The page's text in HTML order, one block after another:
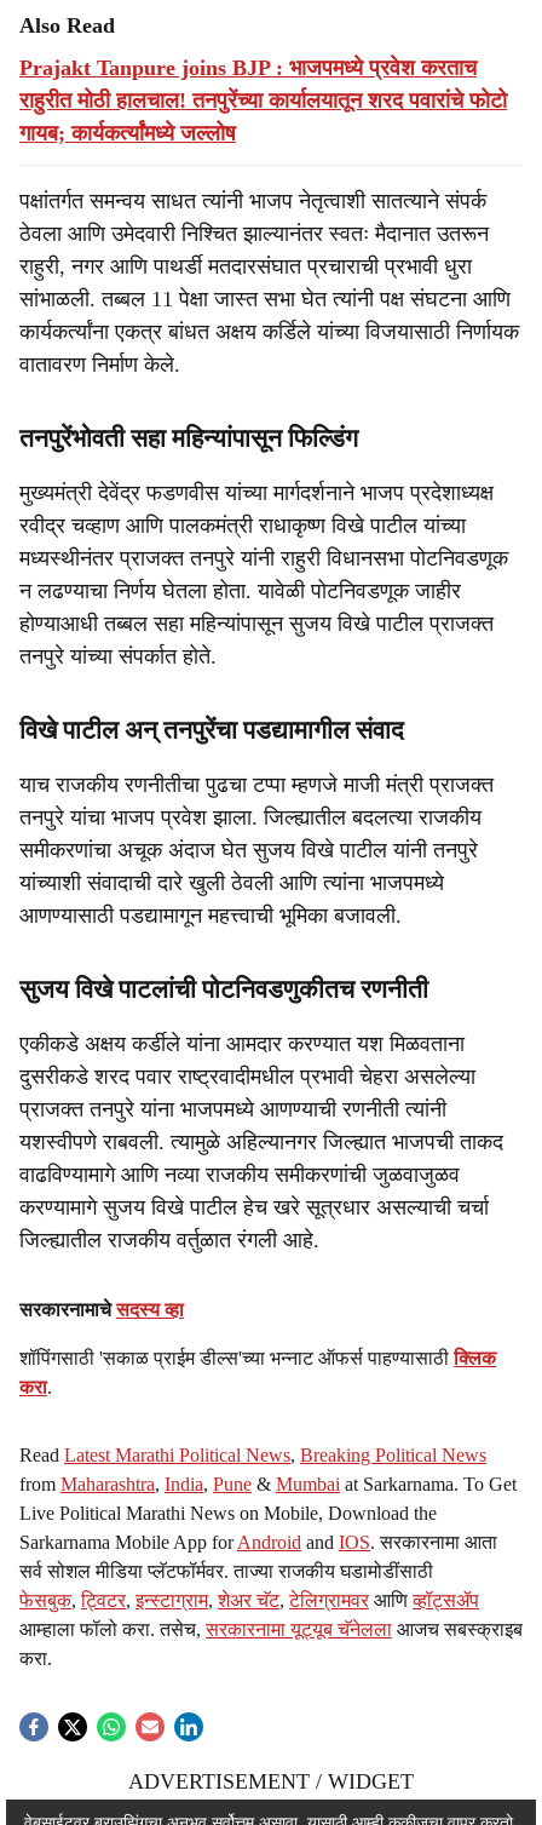
Also Read
Prajakt Tanpure joins BJP : भाजपमध्ये प्रवेश करताच
राहुरीत मोठी हालचाल! तनपुरेंच्या कार्यालयातून शरद पवारांचे फोटो
गायब; कार्यकर्त्यांमध्ये जल्लोष
पक्षांतर्गत समन्वय साधत त्यांनी भाजप नेतृत्वाशी सातत्याने संपर्क
ठेवला आणि उमेदवारी निश्चित झाल्यानंतर स्वतः मैदानात उतरून
राहुरी, नगर आणि पाथर्डी मतदारसंघात प्रचाराची प्रभावी धुरा
सांभाळली. तब्बल 11 पेक्षा जास्त सभा घेत त्यांनी पक्ष संघटना आणि
कार्यकर्त्यांना एकत्र बांधत अक्षय कर्डिले यांच्या विजयासाठी निर्णायक
वातावरण निर्माण केले.
तनपुरेंभोवती सहा महिन्यांपासून फिल्डिंग
मुख्यमंत्री देवेंद्र फडणवीस यांच्या मार्गदर्शनाने भाजप प्रदेशाध्यक्ष
रवीद्र चव्हाण आणि पालकमंत्री राधाकृष्ण विखे पाटील यांच्या
मध्यस्थीनंतर प्राजक्त तनपुरे यांनी राहुरी विधानसभा पोटनिवडणूक
न लढण्याचा निर्णय घेतला होता. यावेळी पोटनिवडणूक जाहीर
होण्याआधी तब्बल सहा महिन्यांपासून सुजय विखे पाटील प्राजक्त
तनपुरे यांच्या संपर्कात होते.
विखे पाटील अन् तनपुरेंचा पडद्यामागील संवाद
याच राजकीय रणनीतीचा पुढचा टप्पा म्हणजे माजी मंत्री प्राजक्त
तनपुरे यांचा भाजप प्रवेश झाला. जिल्ह्यातील बदलत्या राजकीय
समीकरणांचा अचूक अंदाज घेत सुजय विखे पाटील यांनी तनपुरे
यांच्याशी संवादाची दारे खुली ठेवली आणि त्यांना भाजपमध्ये
आणण्यासाठी पडद्यामागून महत्त्वाची भूमिका बजावली.
सुजय विखे पाटलांची पोटनिवडणुकीतच रणनीती
एकीकडे अक्षय कर्डीले यांना आमदार करण्यात यश मिळवताना
दुसरीकडे शरद पवार राष्ट्रवादीमधील प्रभावी चेहरा असलेल्या
प्राजक्त तनपुरे यांना भाजपमध्ये आणण्याची रणनीती त्यांनी
यशस्वीपणे राबवली. त्यामुळे अहिल्यानगर जिल्ह्यात भाजपची ताकद
वाढविण्यामागे आणि नव्या राजकीय समीकरणांची जुळवाजुळव
करण्यामागे सुजय विखे पाटील हेच खरे सूत्रधार असल्याची चर्चा
जिल्ह्यातील राजकीय वर्तुळात रंगली आहे.
सरकारनामाचेसदस्य व्हा
शॉपिंगसाठी 'सकाळ प्राईम डील्स'च्या भन्नाट ऑफर्स पाहण्यासाठीक्लिक
करा.
Read Latest Marathi Political News, Breaking Political News
from Maharashtra, India, Pune & Mumbai at Sarkarnama. To Get
Live Political Marathi News on Mobile, Download the
Sarkarnama Mobile App forAndroid and IOS. सरकारनामा आता
सर्व सोशल मीडिया प्लॅटफॉर्मवर. ताज्या राजकीय घडामोडींसाठी
फेसबुक,ट्विटर,इन्स्टाग्राम,शेअर चॅट,टेलिग्रामवर आणिव्हॉट्सॲप
आम्हाला फॉलो करा. तसेच,सरकारनामा यूट्यूब चॅनेलला आजच सबस्क्राइब
करा.
ADVERTISEMENT / WIDGET